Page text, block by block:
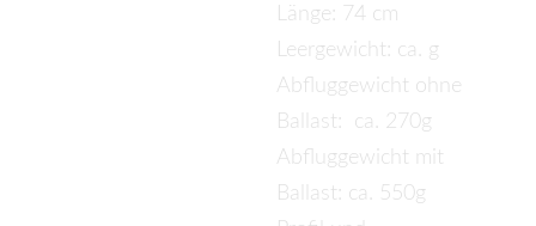
Länge: 74 cm
Leergewicht: ca. g
Abfluggewicht ohne
Ballast: ca. 270g
Abfluggewicht mit
Ballast: ca. 550g